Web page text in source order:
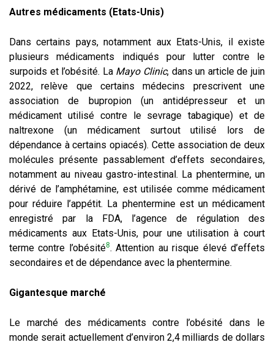
Autres médicaments (Etats-Unis)
Dans certains pays, notamment aux Etats-Unis, il existe
plusieurs médicaments indiqués pour lutter contre le
surpoids et l’obésité. LaMayo Clinic, dans un article de juin
2022, relève que certains médecins prescrivent une
association de bupropion (un antidépresseur et un
médicament utilisé contre le sevrage tabagique) et de
naltrexone (un médicament surtout utilisé lors de
dépendance à certains opiacés). Cette association de deux
molécules présente passablement d’effets secondaires,
notamment au niveau gastro-intestinal. La phentermine, un
dérivé de l’amphétamine, est utilisée comme médicament
pour réduire l’appétit. La phentermine est un médicament
enregistré par la FDA, l’agence de régulation des
médicaments aux Etats-Unis, pour une utilisation à court
terme contre l’obésité8. Attention au risque élevé d’effets
secondaires et de dépendance avec la phentermine.
Gigantesque marché
Le marché des médicaments contre l’obésité dans le
monde serait actuellement d’environ 2,4 milliards de dollars